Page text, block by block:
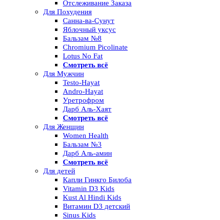
Отслеживание Заказа
Для Похудения
Санна-ва-Сунут
Яблочный уксус
Бальзам №8
Chromium Picolinate
Lotus No Fat
Смотреть всё
Для Мужчин
Testo-Hayat
Andro-Hayat
Уретрофром
Дарб Аль-Хаят
Смотреть всё
Для Женщин
Women Health
Бальзам №3
Дарб Аль-амин
Смотреть всё
Для детей
Капли Гинкго Билоба
Vitamin D3 Kids
Kust Al Hindi Kids
Витамин D3 детский
Sinus Kids